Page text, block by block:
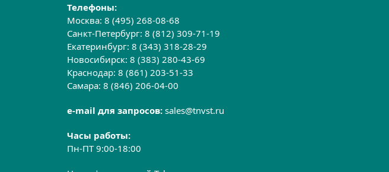
Телефоны:
Москва:8 (495) 268-08-68
Санкт-Петербург:8 (812) 309-71-19
Екатеринбург:8 (343) 318-28-29
Новосибирск:8 (383) 280-43-69
Краснодар:8 (861) 203-51-33
Самара:8 (846) 206-04-00
e-mail для запросов:sales@tnvst.ru
Часы работы:
Пн-ПТ 9:00-18:00